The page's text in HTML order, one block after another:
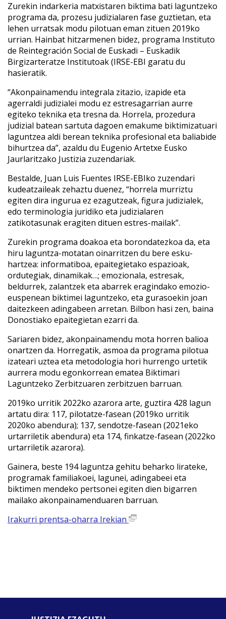
Zurekin indarkeria matxistaren biktima bati laguntzeko
programa da, prozesu judizialaren fase guztietan, eta
lehen urratsak modu pilotuan eman zituen 2019ko
urrian. Hainbat hitzarmenen bidez, programa Instituto
de Reintegración Social de Euskadi – Euskadik
Birgizarteratze Institutoak (IRSE-EBI garatu du
hasieratik.
“Akonpainamendu integrala zitazio, izapide eta
agerraldi judizialei modu ez estresagarrian aurre
egiteko teknika eta tresna da. Horrela, prozedura
judizial batean sartuta dagoen emakume biktimizatuari
laguntzea aldi berean teknika profesional eta baliabide
bihurtzea da”, azaldu du Eugenio Artetxe Eusko
Jaurlaritzako Justizia zuzendariak.
Bestalde, Juan Luis Fuentes IRSE-EBIko zuzendari
kudeatzaileak zehaztu duenez, “horrela murriztu
egiten dira ingurua ez ezagutzeak, figura judizialek,
edo terminologia juridiko eta judizialaren
zatikotasunak eragiten dituen estres-mailak”.
Zurekin programa doakoa eta borondatezkoa da, eta
hiru laguntza-motatan oinarritzen du bere esku-
hartzea: informatiboa, epaitegietako espazioak,
ordutegiak, dinamikak…; emozionala, estresak,
beldurrek, zalantzek eta abarrek eragindako emozio-
euspenean biktimei laguntzeko, eta gurasoekin joan
daitezkeen adingabeen arretan. Bilbon hasi zen, baina
Donostiako epaitegietan ezarri da.
Sariaren bidez, akonpainamendu mota horren balioa
onartzen da. Horregatik, asmoa da programa pilotua
izateari uztea eta metodologia hori hurrengo urtetik
aurrera modu egonkorrean ematea Biktimari
Laguntzeko Zerbitzuaren zerbitzuen barruan.
2019ko urritik 2022ko azarora arte, guztira 428 lagun
artatu dira: 117, pilotatze-fasean (2019ko urritik
2020ko abendura); 137, sendotze-fasean (2021eko
urtarriletik abendura) eta 174, finkatze-fasean (2022ko
urtarriletik azarora).
Gainera, beste 194 laguntza gehitu beharko lirateke,
programak familiakoei, lagunei, adingabeei eta
biktimen mendeko pertsonei egiten dien bigarren
mailako akonpainamenduaren barruan.
Irakurri prentsa-oharra Irekian